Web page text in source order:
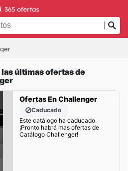
últimas ofertas de
Ofertas En Challenger
Caducado
Este catálogo ha caducado.
¡Pronto habrá mas ofertas de
Catálogo Challenger!